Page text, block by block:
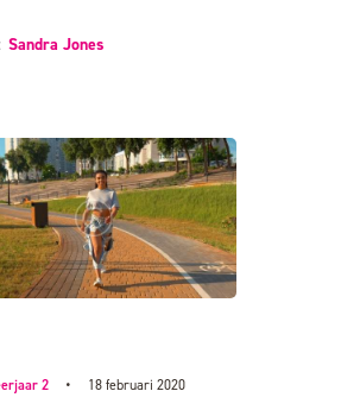
Sandra Jones
2 18 februari 2020